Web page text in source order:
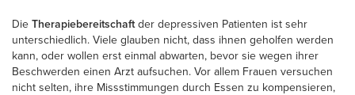
Die Therapiebereitschaftder depressiven Patienten ist sehr
unterschiedlich. Viele glauben nicht, dass ihnen geholfen werden
kann, oder wollen erst einmal abwarten, bevor sie wegen ihrer
Beschwerden einen Arzt aufsuchen. Vor allem Frauen versuchen
nicht selten, ihre Missstimmungen durch Essen zu kompensieren,